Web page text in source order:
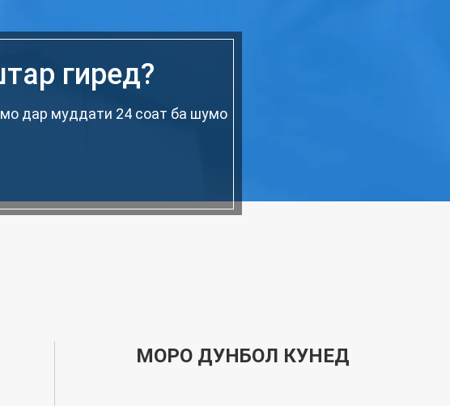
гиред?
дар муддати 24 соат ба шумо
МОРО ДУНБОЛ КУНЕД